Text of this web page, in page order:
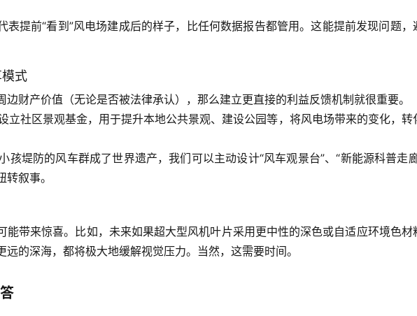
表提前“看到”风电场建成后的样子，比任何数据报告都管用。这能提前发现问题，
式
边财产价值（无论是否被法律承认），那么建立更直接的利益反馈机制就很重要。
立社区景观基金，用于提升本地公共景观、建设公园等，将风电场带来的变化，转
孩堤防的风车群成了世界遗产，我们可以主动设计“风车观景台”、“新能源科普走廊
叙事。
能带来惊喜。比如，未来如果超大型风机叶片采用更中性的深色或自适应环境色材
远的深海，都将极大地缓解视觉压力。当然，这需要时间。